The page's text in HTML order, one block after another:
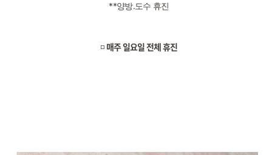
**양방.도수 휴진
◽ 매주 일요일 전체 휴진